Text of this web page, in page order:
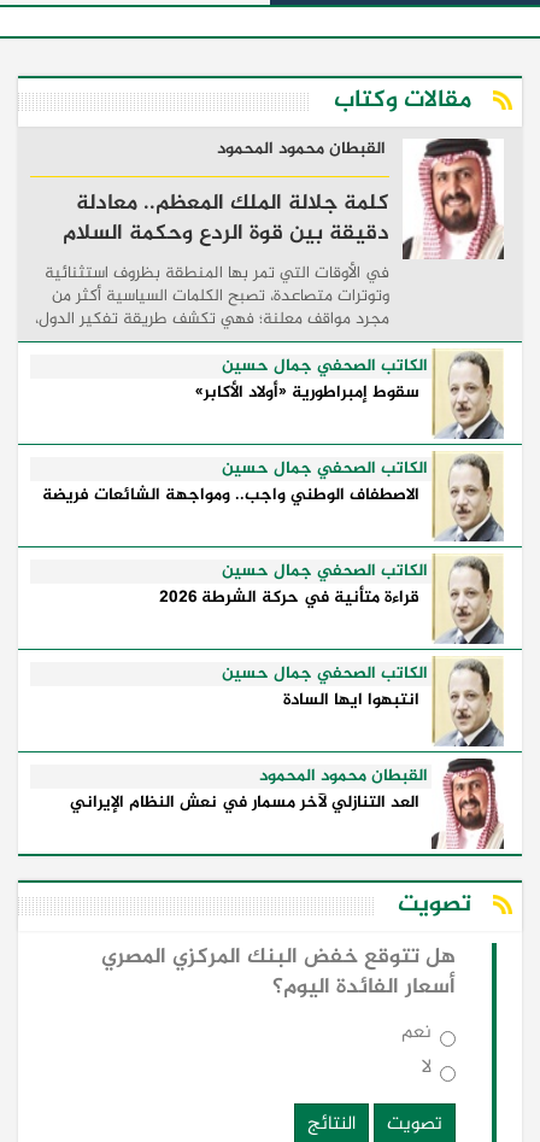
مقالات وكتاب
القبطان محمود المحمود
كلمة جلالة الملك المعظم.. معادلة
دقيقة بين قوة الردع وحكمة السلام
في الأوقات التي تمر بها المنطقة بظروف استثنائية
وتوترات متصاعدة، تصبح الكلمات السياسية أكثر من
مجرد مواقف معلنة؛ فهي تكشف طريقة تفكير الدول،
وكيفية إدارتها للأزمات، والحدود التي تفصل بين القوة
...
الكاتب الصحفي جمال حسين
سقوط إمبراطورية «أولاد الأكابر»
الكاتب الصحفي جمال حسين
الاصطفاف الوطني واجب.. ومواجهة الشائعات فريضة
الكاتب الصحفي جمال حسين
قراءة متأنية في حركة الشرطة 2026
الكاتب الصحفي جمال حسين
انتبهوا ايها السادة
القبطان محمود المحمود
العد التنازلي لآخر مسمار في نعش النظام الإيراني
تصويت
هل تتوقع خفض البنك المركزي المصري
أسعار الفائدة اليوم؟
نعم
لا
تصويت
النتائج